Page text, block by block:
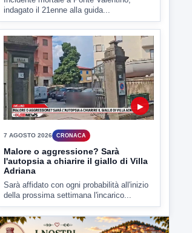
Ponte Valentino,21enne indagato:
ipotesi duplice omicidio stradale
Incidente mortale a Ponte Valentino,
indagato il 21enne alla guida...
7 AGOSTO 2026
Malore o aggressione? Sarà
l'autopsia a chiarire il giallo di Villa
Sarà affidato con ogni probabilità all'inizio
della prossima settimana l'incarico...